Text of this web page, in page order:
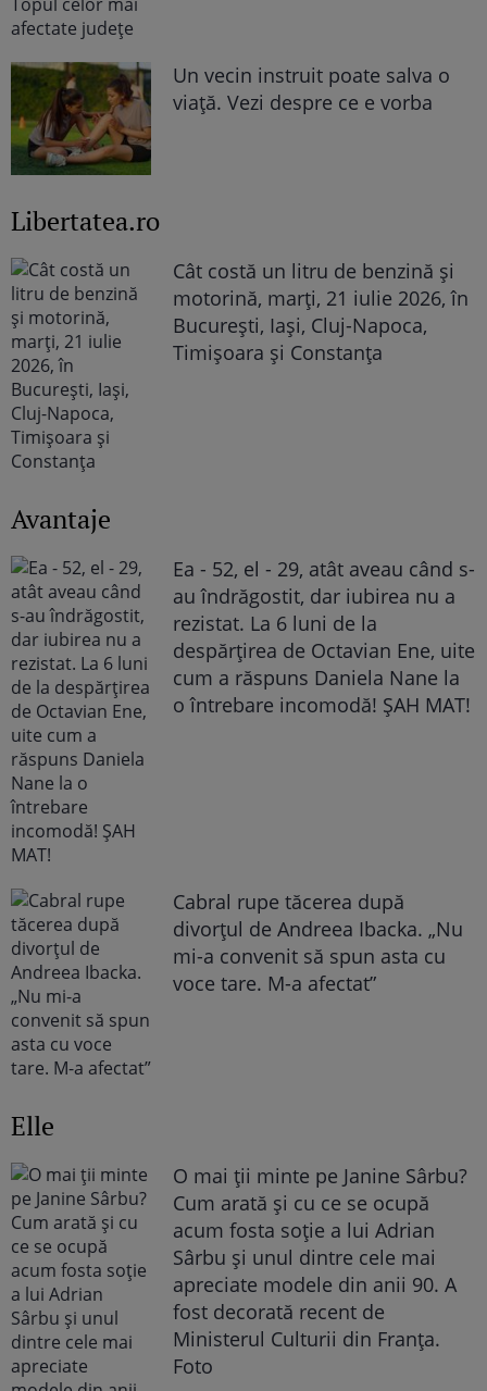
Un vecin instruit poate salva o
viață. Vezi despre ce e vorba
Libertatea.ro
Cât costă un litru de benzină și
motorină, marți, 21 iulie 2026, în
București, Iași, Cluj-Napoca,
Timișoara și Constanța
Avantaje
Ea - 52, el - 29, atât aveau când s-
au îndrăgostit, dar iubirea nu a
rezistat. La 6 luni de la
despărțirea de Octavian Ene, uite
cum a răspuns Daniela Nane la
o întrebare incomodă! ȘAH MAT!
Cabral rupe tăcerea după
divorțul de Andreea Ibacka. „Nu
mi-a convenit să spun asta cu
voce tare. M-a afectat”
Elle
O mai ții minte pe Janine Sârbu?
Cum arată și cu ce se ocupă
acum fosta soție a lui Adrian
Sârbu și unul dintre cele mai
apreciate modele din anii 90. A
fost decorată recent de
Ministerul Culturii din Franța.
Foto